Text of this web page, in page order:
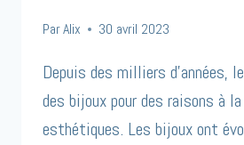
ParAlix 30 avril 2023
Depuis des milliers d’années,
des bijoux pour des raisons à
esthétiques. Les bijoux ont